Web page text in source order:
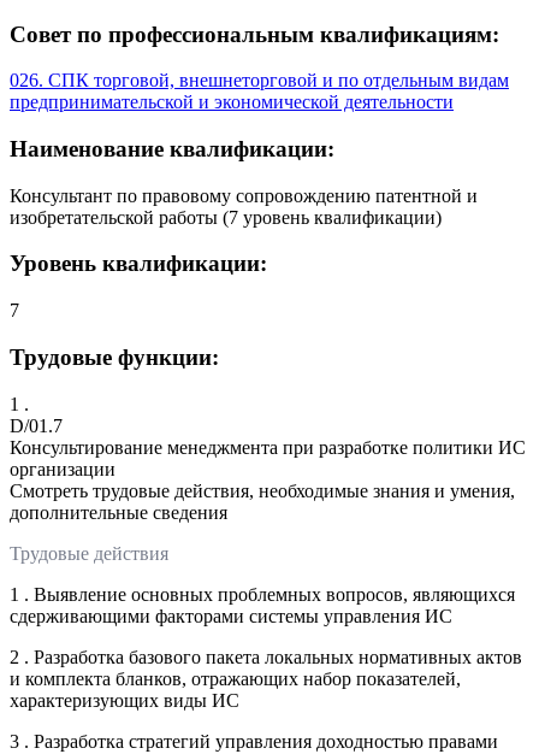
Совет по профессиональным квалификациям:
026. СПК торговой, внешнеторговой и по отдельным видам
предпринимательской и экономической деятельности
Наименование квалификации:
Консультант по правовому сопровождению патентной и
изобретательской работы (7 уровень квалификации)
Уровень квалификации:
7
Трудовые функции:
1 .
D/01.7
Консультирование менеджмента при разработке политики ИС
организации
Смотреть трудовые действия, необходимые знания и умения,
дополнительные сведения
Трудовые действия
1 . Выявление основных проблемных вопросов, являющихся
сдерживающими факторами системы управления ИС
2 . Разработка базового пакета локальных нормативных актов
и комплекта бланков, отражающих набор показателей,
характеризующих виды ИС
3 . Разработка стратегий управления доходностью правами